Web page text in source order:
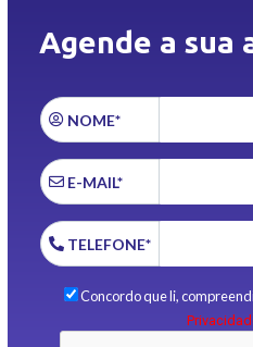
Agende a sua
NOME*
E-MAIL*
TELEFONE*
Concordo que li,